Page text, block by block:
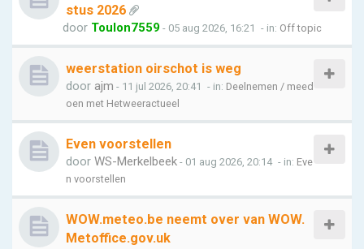
stus 2026
door Toulon7559 - 05 aug 2026, 16:21 - in: Off topic
weerstation oirschot is weg
door ajm - 11 jul 2026, 20:41 - in: Deelnemen / meed
oen met Hetweeractueel
Even voorstellen
door WS-Merkelbeek - 01 aug 2026, 20:14 - in: Eve
n voorstellen
WOW.meteo.be neemt over van WOW.
Metoffice.gov.uk